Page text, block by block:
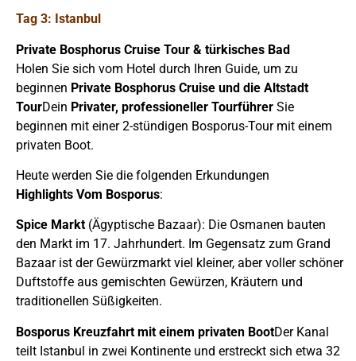
Tag 3: Istanbul
Private Bosphorus Cruise Tour & türkisches Bad
Holen Sie sich vom Hotel durch Ihren Guide, um zu
beginnen Private Bosphorus Cruise und die Altstadt
TourDein Privater, professioneller Tourführer Sie
beginnen mit einer 2-stündigen Bosporus-Tour mit einem
privaten Boot.
Heute werden Sie die folgenden Erkundungen
Highlights Vom Bosporus:
Spice Markt (Ägyptische Bazaar): Die Osmanen bauten
den Markt im 17. Jahrhundert. Im Gegensatz zum Grand
Bazaar ist der Gewürzmarkt viel kleiner, aber voller schöner
Duftstoffe aus gemischten Gewürzen, Kräutern und
traditionellen Süßigkeiten.
Bosporus Kreuzfahrt mit einem privaten BootDer Kanal
teilt Istanbul in zwei Kontinente und erstreckt sich etwa 32